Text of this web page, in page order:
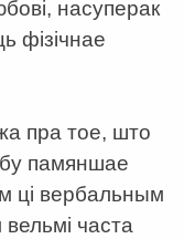
насуперак
фізічнае
пра тое, што
памяншае
ці вербальным
часта